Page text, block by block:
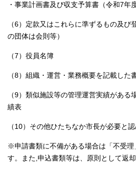
・事業計画書及び収支予算書（令和7年度
（6）定款又はこれらに準ずるもの及び
の団体は会則等）
（7）役員名簿
（8）組織・運営・業務概要を記載した
（9）類似施設等の管理運営実績がある
績表
（10）その他ひたちなか市長が必要と
※申請書類に不備がある場合は「不受理
す。また,申込書類等は、原則として返却